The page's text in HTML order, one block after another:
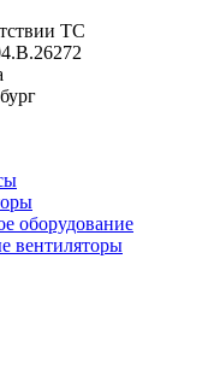
ТС
оборудование
вентиляторы